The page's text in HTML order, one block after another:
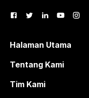
Halaman Utama
Tentang Kami
Tim Kami